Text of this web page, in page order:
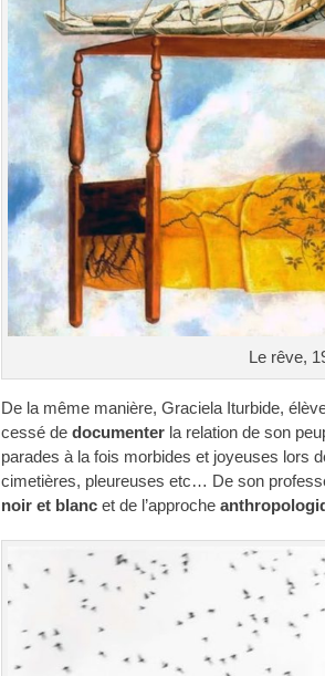
Le rêve,
De la même manière, Graciela Iturbide,
cessé de documenter la relation de son
parades à la fois morbides et joyeuses lors
cimetières, pleureuses etc… De son
noir et blanc et de l’approche